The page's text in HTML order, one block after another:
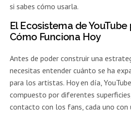
si sabes cómo usarla.
El Ecosistema de
Cómo Funciona Hoy
Antes de poder construir una
necesitas entender cuánto se ha
para los artistas. Hoy en día,
compuesto por diferentes
contacto con los fans, cada uno